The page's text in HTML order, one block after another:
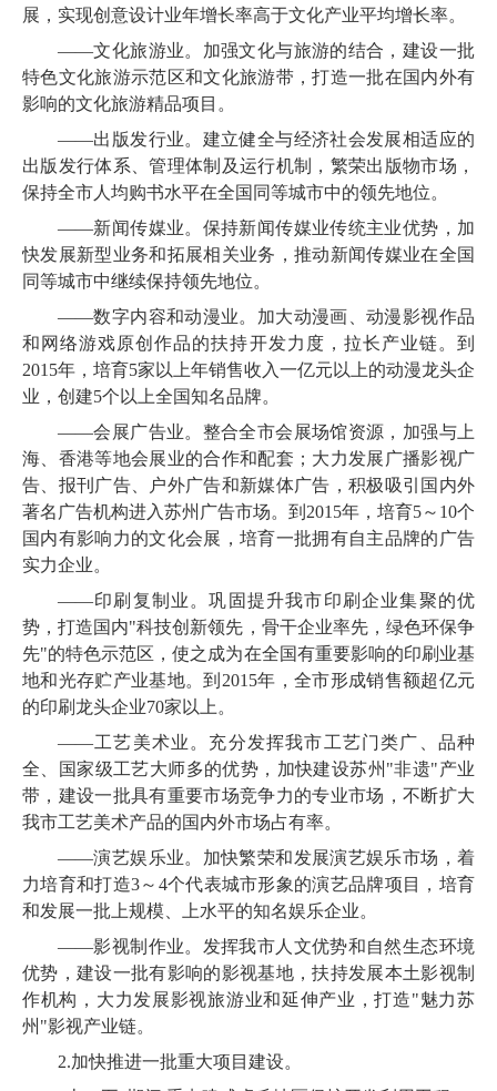
展，实现创意设计业年增长率高于文化产业平均增长率。
——文化旅游业。加强文化与旅游的结合，建设一批
特色文化旅游示范区和文化旅游带，打造一批在国内外有
影响的文化旅游精品项目。
——出版发行业。建立健全与经济社会发展相适应的
出版发行体系、管理体制及运行机制，繁荣出版物市场，
保持全市人均购书水平在全国同等城市中的领先地位。
——新闻传媒业。保持新闻传媒业传统主业优势，加
快发展新型业务和拓展相关业务，推动新闻传媒业在全国
同等城市中继续保持领先地位。
——数字内容和动漫业。加大动漫画、动漫影视作品
和网络游戏原创作品的扶持开发力度，拉长产业链。到
2015年，培育5家以上年销售收入一亿元以上的动漫龙头企
业，创建5个以上全国知名品牌。
——会展广告业。整合全市会展场馆资源，加强与上
海、香港等地会展业的合作和配套；大力发展广播影视广
告、报刊广告、户外广告和新媒体广告，积极吸引国内外
著名广告机构进入苏州广告市场。到 2015年，培育5～ 10个
国内有影响力的文化会展，培育一批拥有自主品牌的广告
实力企业。
——印刷复制业。巩固提升我市印刷企业集聚的优
势，打造国内"科技创新领先，骨干企业率先，绿色环保争
先"的特色示范区，使之成为在全国有重要影响的印刷业基
地和光存贮产业基地。到 2015年，全市形成销售额超亿元
的印刷龙头企业70家以上。
——工艺美术业。充分发挥我市工艺门类广、品种
全、国家级工艺大师多的优势，加快建设苏州"非遗"产业
带，建设一批具有重要市场竞争力的专业市场，不断扩大
我市工艺美术产品的国内外市场占有率。
——演艺娱乐业。加快繁荣和发展演艺娱乐市场， 着
力培育和打造3～ 4个代表城市形象的演艺品牌项目，培育
和发展一批上规模、上水平的知名娱乐企业。
——影视制作业。发挥我市人文优势和自然生态环境
优势，建设一批有影响的影视基地，扶持发展本土影视制
作机构， 大力发展影视旅游业和延伸产业，打造"魅力苏
州"影视产业链。
2.加快推进一批重大项目 建设。